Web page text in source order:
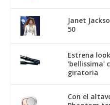
Janet
50
Estrena
'bellissima'
giratoria
Con el